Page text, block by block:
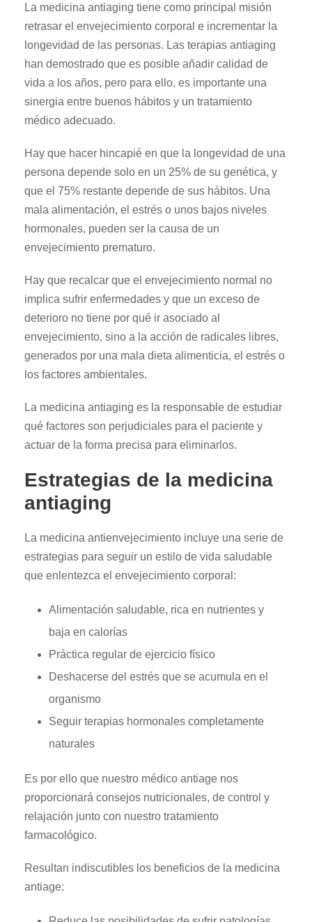
La medicina antiaging tiene como principal misión
retrasar el envejecimiento corporal e incrementar la
longevidad de las personas. Las terapias antiaging
han demostrado que es posible añadir calidad de
vida a los años, pero para ello, es importante una
sinergia entre buenos hábitos y un tratamiento
médico adecuado.
Hay que hacer hincapié en que la longevidad de una
persona depende solo en un 25% de su genética, y
que el 75% restante depende de sus hábitos. Una
mala alimentación, el estrés o unos bajos niveles
hormonales, pueden ser la causa de un
envejecimiento prematuro.
Hay que recalcar que el envejecimiento normal no
implica sufrir enfermedades y que un exceso de
deterioro no tiene por qué ir asociado al
envejecimiento, sino a la acción de radicales libres,
generados por una mala dieta alimenticia, el estrés o
los factores ambientales.
La medicina antiaging es la responsable de estudiar
qué factores son perjudiciales para el paciente y
actuar de la forma precisa para eliminarlos.
Estrategias de la medicina
antiaging
La medicina antienvejecimiento incluye una serie de
estrategias para seguir un estilo de vida saludable
que enlentezca el envejecimiento corporal:
Alimentación saludable, rica en nutrientes y
baja en calorías
Práctica regular de ejercicio físico
Deshacerse del estrés que se acumula en el
organismo
Seguir terapias hormonales completamente
naturales
Es por ello que nuestro médico antiage nos
proporcionará consejos nutricionales, de control y
relajación junto con nuestro tratamiento
farmacológico.
Resultan indiscutibles los beneficios de la medicina
antiage: